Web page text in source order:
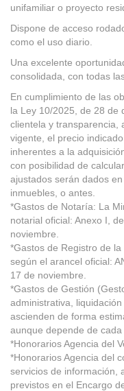
unifamiliar o proyecto
Dispone de acceso
como el uso diario.
Una excelente
consolidada, con todas
En cumplimiento de las
la Ley 10/2025, de 28 de
clientela y transparencia,
vigente, el precio
inherentes a la
con posibilidad de
ajustados serán dados
inmuebles, o antes.
*Gastos de Notaría: La
notarial oficial: Anexo I,
noviembre.
*Gastos de Registro de
según el arancel oficial:
17 de noviembre.
*Gastos de Gestión
administrativa,
ascienden de forma
aunque depende de cada
*Honorarios Agencia del
*Honorarios Agencia del
servicios de información,
previstos en el Encargo